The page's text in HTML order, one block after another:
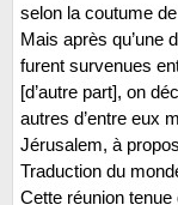
selon la coutume
Mais après qu’une
furent survenues
[d’autre part], on
autres d’entre eux
Jérusalem, à
Traduction du
Cette réunion